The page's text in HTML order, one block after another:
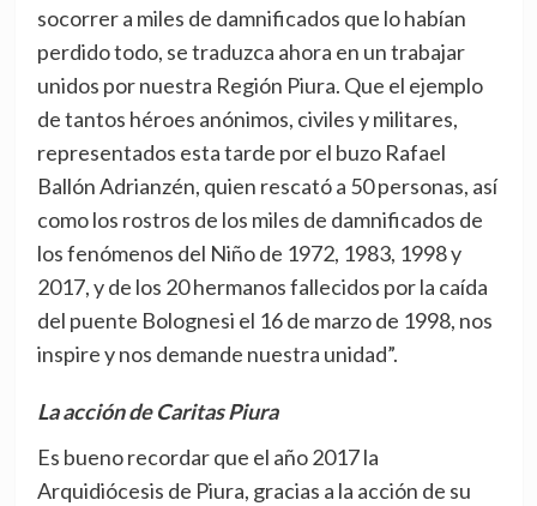
socorrer a miles de damnificados que lo habían
perdido todo, se traduzca ahora en un trabajar
unidos por nuestra Región Piura. Que el ejemplo
de tantos héroes anónimos, civiles y militares,
representados esta tarde por el buzo Rafael
Ballón Adrianzén, quien rescató a 50 personas, así
como los rostros de los miles de damnificados de
los fenómenos del Niño de 1972, 1983, 1998 y
2017, y de los 20 hermanos fallecidos por la caída
del puente Bolognesi el 16 de marzo de 1998, nos
inspire y nos demande nuestra unidad”.
La acción de Caritas Piura
Es bueno recordar que el año 2017 la
Arquidiócesis de Piura, gracias a la acción de su